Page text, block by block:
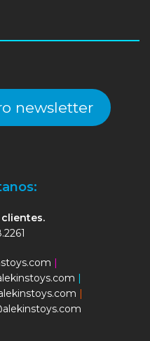
newsletter
|
|
|